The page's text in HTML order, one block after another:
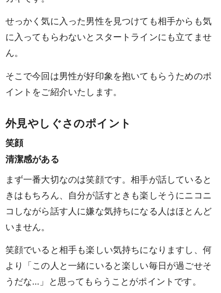
せっかく気に入った男性を見つけても相手からも気
に入ってもらわないとスタートラインにも立てませ
ん。
そこで今回は男性が好印象を抱いてもらうためのポ
イントをご紹介いたします。
外見やしぐさのポイント
笑顔
清潔感がある
まず一番大切なのは笑顔です。相手が話していると
きはもちろん、自分が話すときも楽しそうにニコニ
コしながら話す人に嫌な気持ちになる人はほとんど
いません。
笑顔でいると相手も楽しい気持ちになりますし、何
より「この人と一緒にいると楽しい毎日が過ごせそ
うだな…」と思ってもらうことがポイントです。